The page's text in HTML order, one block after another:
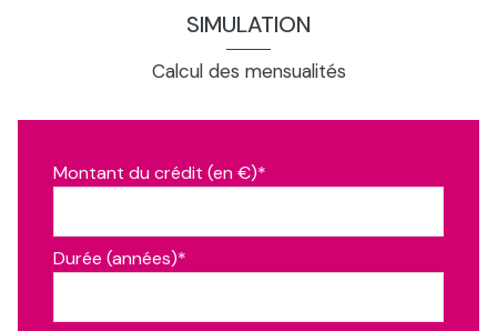
SIMULATION
Calcul des mensualités
Montant du crédit (en €)*
Durée (années)*